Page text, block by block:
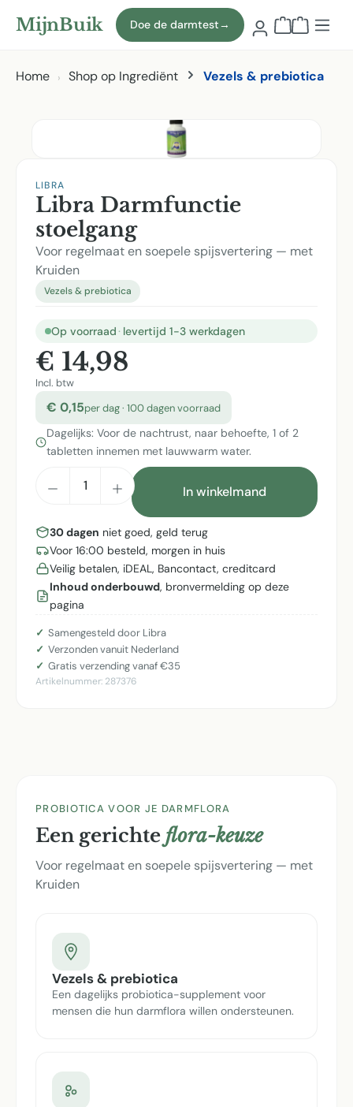
Naar hoofdinhoud
MijnBuik Doe de darmtest→
Home Shop op Ingrediënt Vezels & prebiotica
LIBRA
Libra Darmfunctie
stoelgang
Voor regelmaat en soepele spijsvertering — met
Kruiden
Vezels & prebiotica
Op voorraad · levertijd 1-3 werkdagen
€ 14,98
Incl. btw
€ 0,15per dag · 100 dagen voorraad
Dagelijks: Voor de nachtrust, naar behoefte, 1 of 2
tabletten innemen met lauwwarm water.
Producthoeveelheid: Voer de
In winkelmand
30 dagen niet goed, geld terug
Voor 16:00 besteld, morgen in huis
Veilig betalen, iDEAL, Bancontact, creditcard
Inhoud onderbouwd, bronvermelding op deze
pagina
Samengesteld door Libra
Verzonden vanuit Nederland
Gratis verzending vanaf €35
Artikelnummer: 287376
PROBIOTICA VOOR JE DARMFLORA
Een gerichte flora-keuze
Voor regelmaat en soepele spijsvertering — met
Kruiden
Vezels & prebiotica
Een dagelijks probiotica-supplement voor
mensen die hun darmflora willen ondersteunen.